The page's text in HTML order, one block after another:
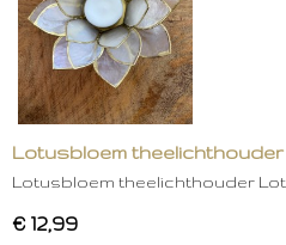
Lotusbloem
Lotusbloem theelichthouder
€ 12,99